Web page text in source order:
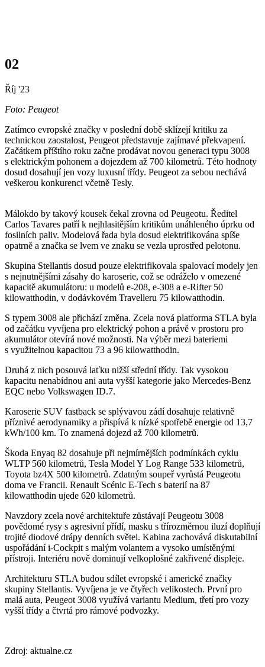
02
Říj '23
Foto: Peugeot
Zatímco evropské značky v poslední době sklízejí kritiku za
technickou zaostalost, Peugeot představuje zajímavé překvapení.
Začátkem příštího roku začne prodávat novou generaci typu 3008
s elektrickým pohonem a dojezdem až 700 kilometrů. Této hodnoty
dosud dosahují jen vozy luxusní třídy. Peugeot za sebou nechává
veškerou konkurenci včetně Tesly.
Málokdo by takový kousek čekal zrovna od Peugeotu. Ředitel
Carlos Tavares patří k nejhlasitějším kritikům unáhleného úprku od
fosilních paliv. Modelová řada byla dosud elektrifikována spíše
opatrně a značka se lvem ve znaku se vezla uprostřed pelotonu.
Skupina Stellantis dosud pouze elektrifikovala spalovací modely jen
s nejnutnějšími zásahy do karoserie, což se odráželo v omezené
kapacitě akumulátoru: u modelů e-208, e-308 a e-Rifter 50
kilowatthodin, v dodávkovém Travelleru 75 kilowatthodin.
S typem 3008 ale přichází změna. Zcela nová platforma STLA byla
od začátku vyvíjena pro elektrický pohon a právě v prostoru pro
akumulátor otevírá nové možnosti. Na výběr mezi bateriemi
s využitelnou kapacitou 73 a 96 kilowatthodin.
Druhá z nich posouvá laťku nižší střední třídy. Tak vysokou
kapacitu nenabídnou ani auta vyšší kategorie jako Mercedes-Benz
EQC nebo Volkswagen ID.7.
Karoserie SUV fastback se splývavou zádí dosahuje relativně
příznivé aerodynamiky a přispívá k nízké spotřebě energie od 13,7
kWh/100 km. To znamená dojezd až 700 kilometrů.
Škoda Enyaq 82 dosahuje při nejmírnějších podmínkách cyklu
WLTP 560 kilometrů, Tesla Model Y Log Range 533 kilometrů,
Toyota bz4X 500 kilometrů. Zdatným soupeř vyrůstá Peugeotu
doma ve Francii. Renault Scénic E-Tech s baterií na 87
kilowatthodin ujede 620 kilometrů.
Navzdory zcela nové architektuře zůstávají Peugeotu 3008
povědomé rysy s agresivní přídí, masku s třírozměrnou iluzí doplňují
trojité diodové drápy denních světel. Kabina zachovává diskutabilní
uspořádání i-Cockpit s malým volantem a vysoko umístěnými
přístroji. Interiéru nově dominují velkoplošné zakřivené displeje.
Architekturu STLA budou sdílet evropské i americké značky
skupiny Stellantis. Vyvíjena je ve čtyřech velikostech. První pro
malá auta, Peugeot 3008 využívá variantu Medium, třetí pro vozy
vyšší třídy a čtvrtá pro rámové podvozky.
Zdroj: aktualne.cz